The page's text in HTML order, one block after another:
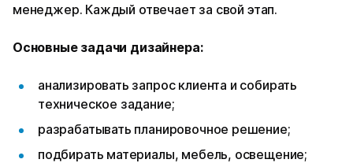
менеджер. Каждый отвечает за свой этап.
Основные задачи дизайнера:
анализировать запрос клиента и собирать
техническое задание;
разрабатывать планировочное решение;
подбирать материалы, мебель, освещение;